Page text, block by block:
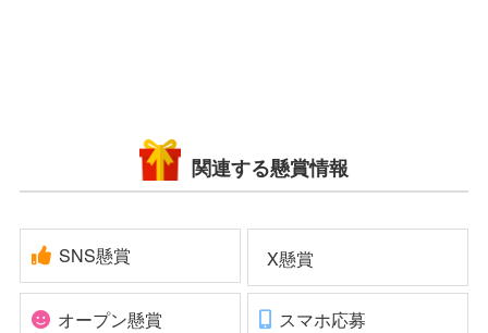
関連する懸賞情報
SNS懸賞 X懸賞
オープン懸賞 スマホ応募